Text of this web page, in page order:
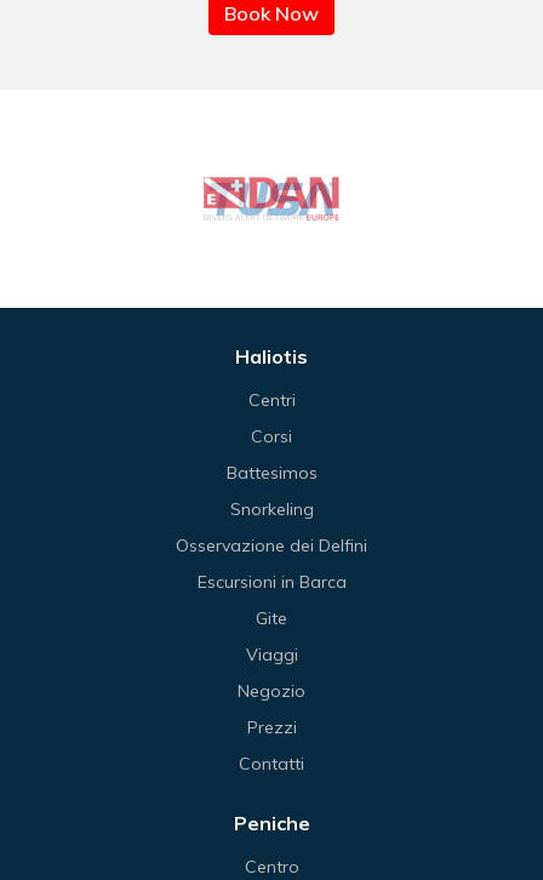
Book Now
Haliotis
Centri
Corsi
Battesimos
Snorkeling
Osservazione dei Delfini
Escursioni in Barca
Gite
Viaggi
Negozio
Prezzi
Contatti
Peniche
Centro